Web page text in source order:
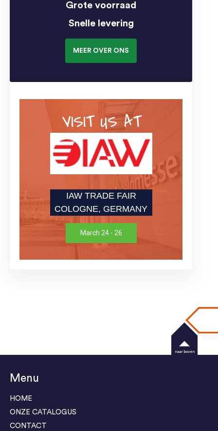
Grote voorraad
Snelle levering
MEER OVER ONS
VISIT US AT
IAW TRADE FAIR
COLOGNE, GERMANY
March 24 - 26
Menu
HOME
ONZE CATALOGUS
CONTACT
naar boven